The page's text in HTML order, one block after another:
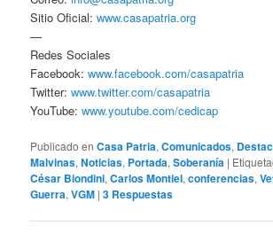
Sitio Oficial:www.casapatria.org
—
Redes Sociales
Facebook:www.facebook.com/casapatria
Twitter:www.twitter.com/casapatria
YouTube:www.youtube.com/cedicap
Publicado en Casa Patria,Comunicados,
Malvinas,Noticias, Portada,Soberanía |
César Biondini,Carlos Montiel,conferencias,
Guerra,VGM |3 Respuestas